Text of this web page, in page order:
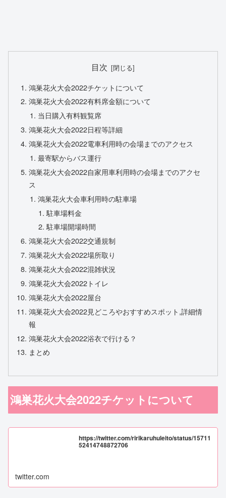
目次
鴻巣花火大会2022チケットについて
鴻巣花火大会2022有料席金額について
当日購入有料観覧席
鴻巣花火大会2022日程等詳細
鴻巣花火大会2022電車利用時の会場までのアクセス
最寄駅からバス運行
鴻巣花火大会2022自家用車利用時の会場までのアクセ
ス
鴻巣花火大会車利用時の駐車場
駐車場料金
駐車場開場時間
鴻巣花火大会2022交通規制
鴻巣花火大会2022場所取り
鴻巣花火大会2022混雑状況
鴻巣花火大会2022トイレ
鴻巣花火大会2022屋台
鴻巣花火大会2022見どころやおすすめスポット,詳細情
報
鴻巣花火大会2022浴衣で行ける？
まとめ
鴻巣花火大会2022チケットについて
https://twitter.com/ririkaruhuleito/status/15711
52414748872706
twitter.com